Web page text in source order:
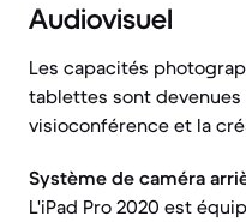
Audiovisuel
Les capacités
tablettes sont
visioconférence et la
Système de caméra
L'iPad Pro 2020 est